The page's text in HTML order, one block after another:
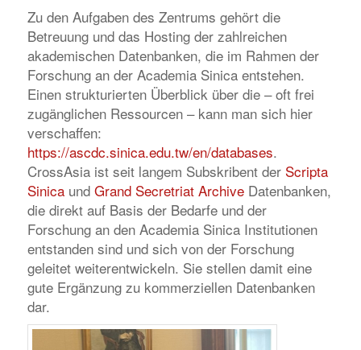
Zu den Aufgaben des Zentrums gehört die
Betreuung und das Hosting der zahlreichen
akademischen Datenbanken, die im Rahmen der
Forschung an der Academia Sinica entstehen.
Einen strukturierten Überblick über die – oft frei
zugänglichen Ressourcen – kann man sich hier
verschaffen:
https://ascdc.sinica.edu.tw/en/databases.
CrossAsia ist seit langem Subskribent der Scripta
Sinicaund Grand Secretriat ArchiveDatenbanken,
die direkt auf Basis der Bedarfe und der
Forschung an den Academia Sinica Institutionen
entstanden sind und sich von der Forschung
geleitet weiterentwickeln. Sie stellen damit eine
gute Ergänzung zu kommerziellen Datenbanken
dar.